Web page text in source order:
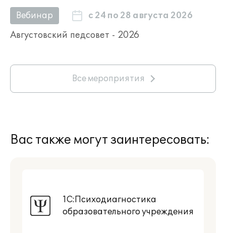
Вебинар с 24 по 28 августа 2026
Августовский педсовет - 2026
Все мероприятия
Вас также могут заинтересовать:
1С:Психодиагностика
образовательного учреждения